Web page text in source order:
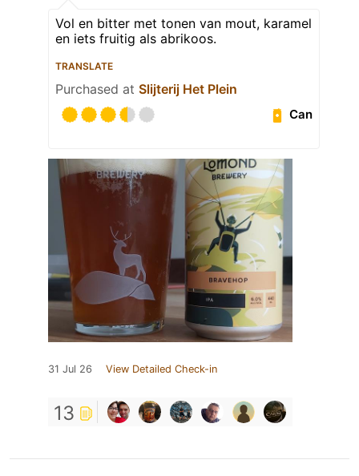
Vol en bitter met tonen van mout, karamel
en iets fruitig als abrikoos.
TRANSLATE
Purchased at Slijterij Het Plein
Can
31 Jul 26 View Detailed Check-in
13